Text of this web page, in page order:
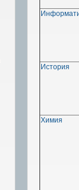
История
Химия